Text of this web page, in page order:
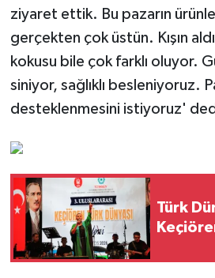
ziyaret ettik. Bu pazarın
gerçekten çok üstün. Kışın
kokusu bile çok farklı oluyor.
siniyor, sağlıklı besleniyoruz.
desteklenmesini istiyoruz'
Türk